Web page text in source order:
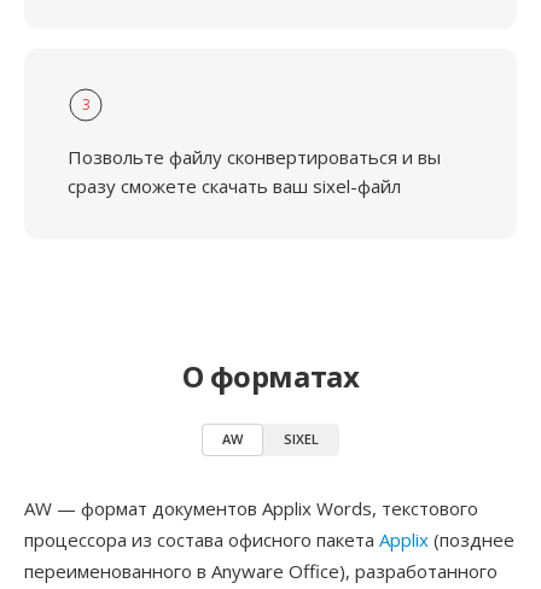
3
Позвольте файлу сконвертироваться и вы
сразу сможете скачать ваш sixel-файл
О форматах
AW SIXEL
AW — формат документов Applix Words, текстового
процессора из состава офисного пакета Applix (позднее
переименованного в Anyware Office), разработанного